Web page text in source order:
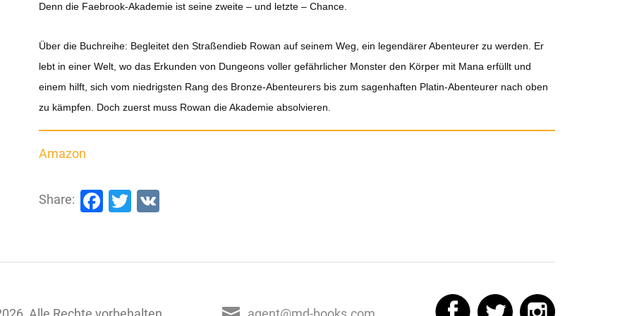
Denn die Faebrook-Akademie ist seine zweite – und letzte – Chance.
Über die Buchreihe: Begleitet den Straßendieb Rowan auf seinem Weg, ein legendärer Abenteurer zu werden. Er
lebt in einer Welt, wo das Erkunden von Dungeons voller gefährlicher Monster den Körper mit Mana erfüllt und
einem hilft, sich vom niedrigsten Rang des Bronze-Abenteurers bis zum sagenhaften Platin-Abenteurer nach oben
zu kämpfen. Doch zuerst muss Rowan die Akademie absolvieren.
Amazon
Share: Facebook
Twitter